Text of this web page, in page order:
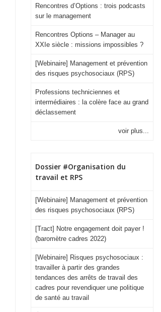
Rencontres d’Options : trois podcasts
sur le management
Rencontres Options – Manager au
XXIe siècle : missions impossibles ?
[Webinaire] Management et prévention
des risques psychosociaux (RPS)
Professions techniciennes et
intermédiaires : la colère face au grand
déclassement
voir plus...
Dossier #Organisation du
travail et RPS
[Webinaire] Management et prévention
des risques psychosociaux (RPS)
[Tract] Notre engagement doit payer !
(baromètre cadres 2022)
[Webinaire] Risques psychosociaux :
travailler à partir des grandes
tendances des arrêts de travail des
cadres pour revendiquer une politique
de santé au travail